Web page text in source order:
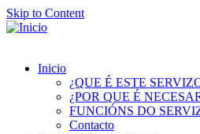
Skip to Content
Inicio
¿QUE É ESTE
¿POR QUE É
FUNCIÓNS DO
Contacto